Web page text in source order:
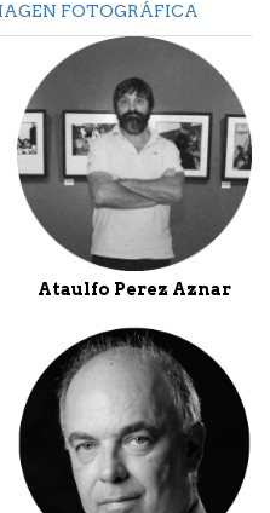
FOTOGRÁFICA
Ataulfo Perez Aznar